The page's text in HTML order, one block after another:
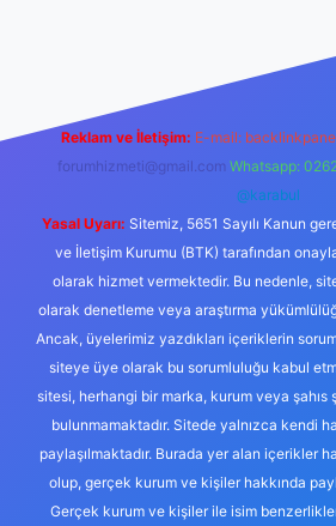
Reklam ve İletişim: E-mail:
forumhizmeti@gmail.com Whatsapp:
@karabul
Yasal Uyarı: Sitemiz, 5651 Sayılı Kanun
ve İletişim Kurumu (BTK) tarafından
olarak hizmet vermektedir. Bu nedenle,
olarak denetleme veya araştırma
Ancak, üyelerimiz yazdıkları içeriklerin
siteye üye olarak bu sorumluluğu kabul
sitesi, herhangi bir marka, kurum veya şahıs
bulunmamaktadır. Sitede yalnızca kendi
paylaşılmaktadır. Burada yer alan içerikler
olup, gerçek kurum ve kişiler hakkında
Gerçek kurum ve kişiler ile isim